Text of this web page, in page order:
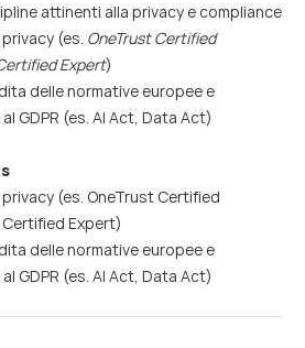
attinenti alla privacy e compliance
(es. OneTrust Certified
Expert)
delle normative europee e
GDPR (es. AI Act, Data Act)
(es. OneTrust Certified
Expert)
delle normative europee e
GDPR (es. AI Act, Data Act)